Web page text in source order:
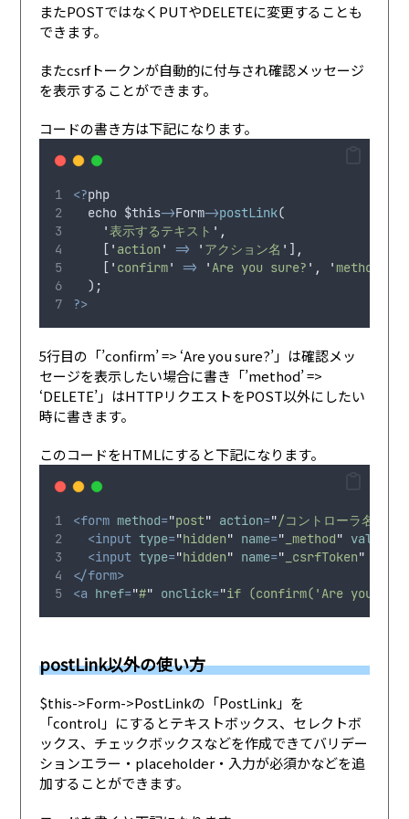
またPOSTではなくPUTやDELETEに変更することも
できます。
またcsrfトークンが自動的に付与され確認メッセージ
を表示することができます。
コードの書き方は下記になります。
<?php
echo $this->Form->postLink(
'表示するテキスト ' ,
    [
' action ' => ' アクション名 ' ] ,
    [
' confirm' => ' Are you sure? ' , ' method
  );
?>
5行目の「’confirm’ => ‘Are you sure?’」は確認メッ
セージを表示したい場合に書き「’method’ =>
‘DELETE’」はHTTPリクエストをPOST以外にしたい
時に書きます。
このコードをHTMLにすると下記になります。
<form method="post" action="/コントローラ名/ア
<input type="hidden" name=" _method" value
<input type="hidden" name=" _csrfToken"
</form>
<a href="#" onclick="if (confirm('Are you
postLink以外の使い方
$this->Form->PostLinkの「PostLink」を
「control」にするとテキストボックス、セレクトボ
ックス、チェックボックスなどを作成できてバリデー
ションエラー・placeholder・入力が必須かなどを追
加することができます。